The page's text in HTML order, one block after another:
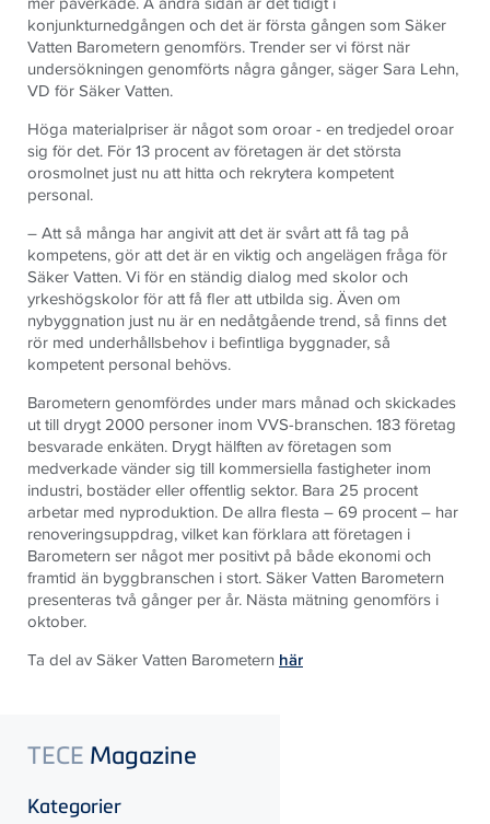
konjunkturnedgången och det är första gången som Säker
Vatten Barometern genomförs. Trender ser vi först när
undersökningen genomförts några gånger,säger Sara Lehn,
VD för Säker Vatten.
Höga materialpriser är något som oroar - en tredjedel oroar
sig för det. För 13 procent av företagen är det största
orosmolnet just nu att hitta och rekrytera kompetent
personal.
–Att så många har angivit att det är svårt att få tag på
kompetens, gör att det är en viktig och angelägen fråga för
Säker Vatten. Vi för en ständig dialog med skolor och
yrkeshögskolor för att få fler att utbilda sig. Även om
nybyggnation just nu är en nedåtgående trend, så finns det
rör med underhållsbehov i befintliga byggnader, så
kompetent personal behövs.
Barometern genomfördes under mars månad och skickades
ut till drygt 2000 personer inom VVS-branschen. 183 företag
besvarade enkäten. Drygt hälften av företagen som
medverkade vänder sig till kommersiella fastigheter inom
industri, bostäder eller offentlig sektor. Bara 25 procent
arbetar med nyproduktion. De allra flesta – 69 procent – har
renoveringsuppdrag, vilket kan förklara att företagen i
Barometern ser något mer positivt på både ekonomi och
framtid än byggbranschen i stort. Säker Vatten Barometern
presenteras två gånger per år. Nästa mätning genomförs i
oktober.
Ta del av Säker Vatten Barometern här
TECE Magazine
Kategorier